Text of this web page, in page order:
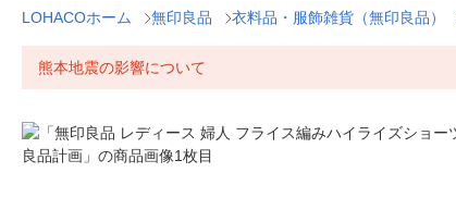
LOHACOホーム 無印良品 衣料品・服飾雑貨（無印良品）
熊本地震の影響について